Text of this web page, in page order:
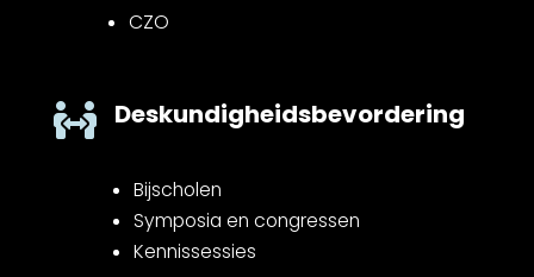
CZO
 Deskundigheidsbevordering
Bijscholen
Symposia en congressen
Kennissessies